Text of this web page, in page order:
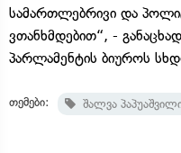
სამართლებრივი და
ვთანხმდებით“, -
პარლამენტის ბიუროს
თემები: შალვა